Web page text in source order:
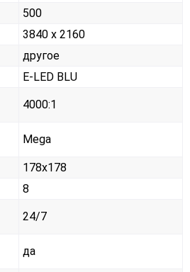
500
3840 x 2160
другое
E-LED BLU
4000:1
Mega
178x178
8
24/7
да